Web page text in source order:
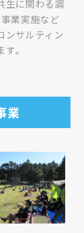
生に関わる調
事業実施など
ンサルティン
。
業